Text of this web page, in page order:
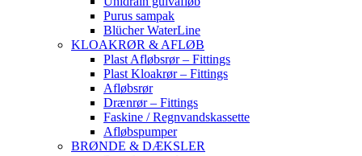
Purus sampak
Blücher WaterLine
KLOAKRØR & AFLØB
Plast Afløbsrør – Fittings
Plast Kloakrør – Fittings
Afløbsrør
Drænrør – Fittings
Faskine / Regnvandskassette
Afløbspumper
BRØNDE & DÆKSLER